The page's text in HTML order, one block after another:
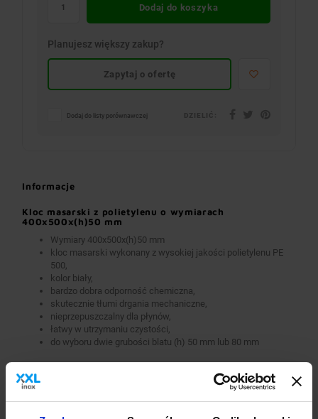
Dodaj do koszyka
Planujesz większy zakup?
Zapytaj o ofertę
Dodaj do listy porównawczej
Informacje
Kloc masarski z polietylenu o wymiarach
400x500x(h)50 mm
Wymiary 400x500x(h)50 mm
kloc masarski wykonany z wysokiej jakości polietylenu PE
500,
kolor biały,
bardzo dobra odporność chemiczna,
skutecznie tłumi drgania mechaniczne,
nieprzepuszczalny dla płynów,
łatwy w utrzymaniu czystości,
do wyboru dwie grubości blatu (h) 50 mm lub 80 mm
Dodatkowa gwarancja